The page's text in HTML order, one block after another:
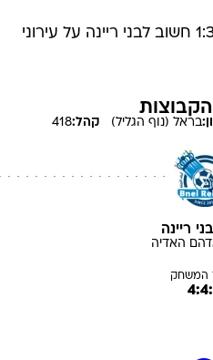
שריקת הסיום בנוף הגליל: 1:3 חשוב לבני ריינה על עירוני
בראל (נוף הגליל) קהל:418
ריינה
האדיה
המשחק